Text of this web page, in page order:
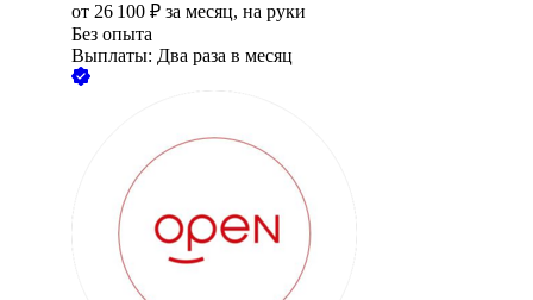
от 26 100 ₽ за месяц, на руки
Без опыта
Выплаты: Два раза в месяц